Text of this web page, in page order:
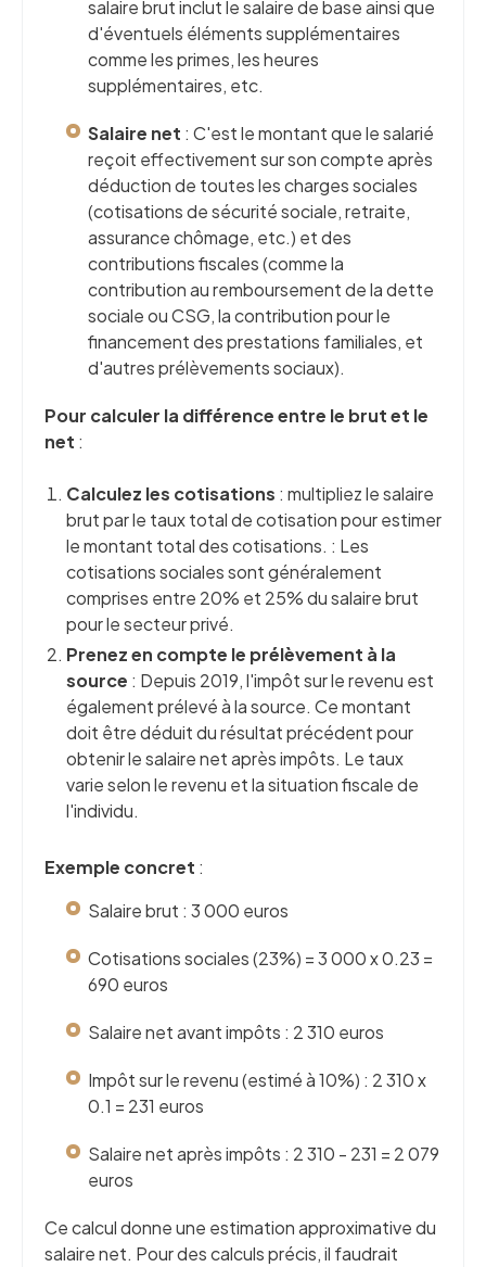
salaire brut inclut le salaire de base ainsi que
d'éventuels éléments supplémentaires
comme les primes, les heures
supplémentaires, etc.
Salaire net : C'est le montant que le salarié
reçoit effectivement sur son compte après
déduction de toutes les charges sociales
(cotisations de sécurité sociale, retraite,
assurance chômage, etc.) et des
contributions fiscales (comme la
contribution au remboursement de la dette
sociale ou CSG, la contribution pour le
financement des prestations familiales, et
d'autres prélèvements sociaux).
Pour calculer la différence entre le brut et le
net :
Calculez les cotisations : multipliez le salaire
brut par le taux total de cotisation pour estimer
le montant total des cotisations. : Les
cotisations sociales sont généralement
comprises entre 20% et 25% du salaire brut
pour le secteur privé.
Prenez en compte le prélèvement à la
source : Depuis 2019, l'impôt sur le revenu est
également prélevé à la source. Ce montant
doit être déduit du résultat précédent pour
obtenir le salaire net après impôts. Le taux
varie selon le revenu et la situation fiscale de
l'individu.
Exemple concret :
Salaire brut : 3 000 euros
Cotisations sociales (23%) = 3 000 x 0.23 =
690 euros
Salaire net avant impôts : 2 310 euros
Impôt sur le revenu (estimé à 10%) : 2 310 x
0.1 = 231 euros
Salaire net après impôts : 2 310 - 231 = 2 079
euros
Ce calcul donne une estimation approximative du
salaire net. Pour des calculs précis, il faudrait